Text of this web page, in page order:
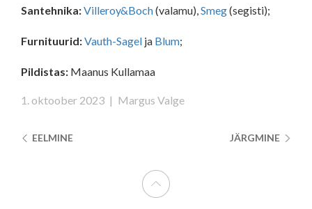
Santehnika:Villeroy&Boch(valamu),Smeg(segisti);
Furnituurid:Vauth-Sagel ja Blum;
Pildistas: Maanus Kullamaa
1. oktoober 2023 | Margus Valge
JÄRGMINE
EELMINE